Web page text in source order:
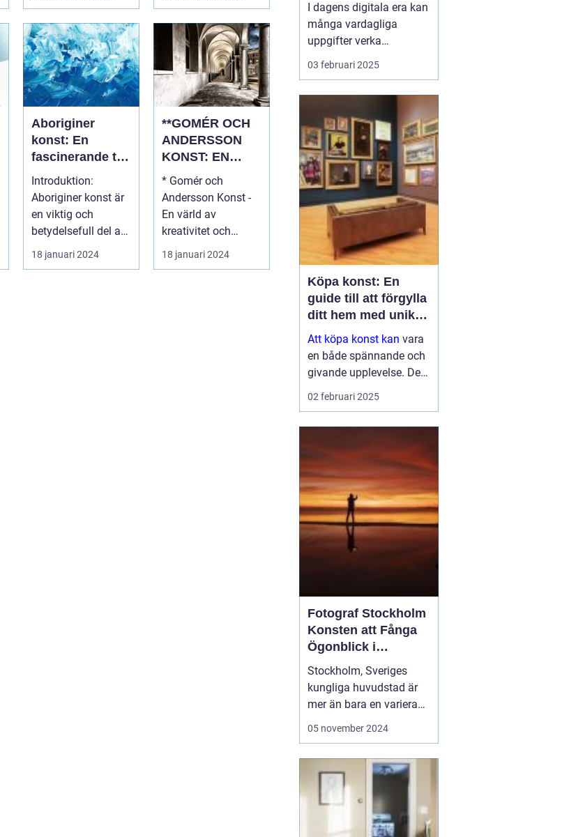
Aboriginer
konst: En
fascinerande titt
på kulturell
mångfald och
kreativitet
Introduktion:
Aboriginer konst är
en viktig och
betydelsefull del av
Australiens
kulturella arv. Un...
18 januari 2024
**GOMÉR OCH
ANDERSSON
KONST: EN
ÖVERSIKT OCH
ANALYS**
* Gomér och
Andersson Konst -
En värld av
kreativitet och
skönhet En
övergripande,
18 januari 2024
I dagens digitala era kan
många vardagliga
uppgifter verka
överväldigande. Att
men oroa dig inte, det
behö...
03 februari 2025
Köpa konst: En
guide till att förgylla
ditt hem med unik
skönhet
Att köpa konst kan vara
en både spännande och
givande upplevelse. Det
handlar inte bara om att
kultur och ...
02 februari 2025
Fotograf Stockholm
Konsten att Fånga
Ögonblick i
Huvudstaden
Stockholm, Sveriges
kungliga huvudstad är
mer än bara en varierad
samling av pittoreska
pulserande stadsliv; det
är en inspirationskälla
för artister och kreatörer
av alla slag. I synne...
05 november 2024